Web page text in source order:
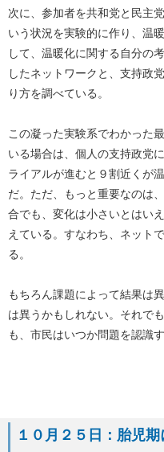
次に、参加者を共和党と民主
いう状況を実験的に作り、温
して、温暖化に関する自分の
したネットワークと、支持政
り方を調べている。
この凝った実験系でわかった
いる場合は、個人の支持政党
ライアルが進むと９割近くが
だ。ただ、もっと重要なのは
合でも、変化は小さいとはい
えている。すなわち、ネット
る。
もちろん課題によって結果は
は異うかもしれない。それで
も、市民はいつか問題を認識
１０月２５日：胎児